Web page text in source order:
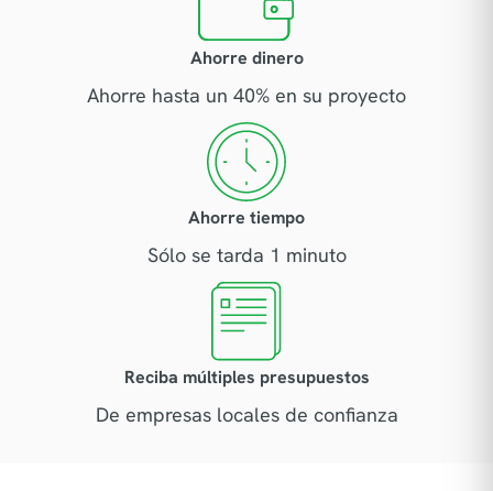
Ahorre dinero
Ahorre hasta un 40% en su proyecto
Ahorre tiempo
Sólo se tarda 1 minuto
Reciba múltiples presupuestos
De empresas locales de confianza